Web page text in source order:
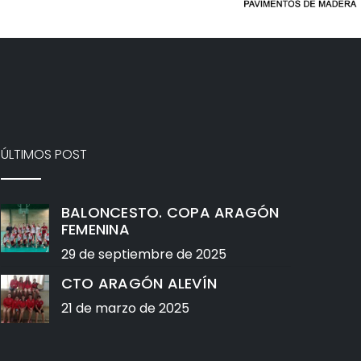
ÚLTIMOS POST
BALONCESTO. COPA ARAGÓN
FEMENINA
29 de septiembre de 2025
CTO ARAGÓN ALEVÍN
21 de marzo de 2025